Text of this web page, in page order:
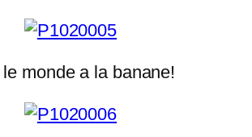
le monde a la banane!